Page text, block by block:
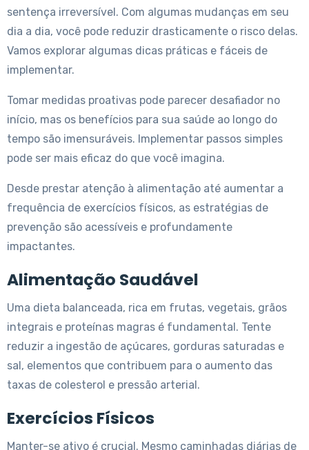
sentença irreversível. Com algumas mudanças em seu
dia a dia, você pode reduzir drasticamente o risco delas.
Vamos explorar algumas dicas práticas e fáceis de
implementar.
Tomar medidas proativas pode parecer desafiador no
início, mas os benefícios para sua saúde ao longo do
tempo são imensuráveis. Implementar passos simples
pode ser mais eficaz do que você imagina.
Desde prestar atenção à alimentação até aumentar a
frequência de exercícios físicos, as estratégias de
prevenção são acessíveis e profundamente
impactantes.
Alimentação Saudável
Uma dieta balanceada, rica em frutas, vegetais, grãos
integrais e proteínas magras é fundamental. Tente
reduzir a ingestão de açúcares, gorduras saturadas e
sal, elementos que contribuem para o aumento das
taxas de colesterol e pressão arterial.
Exercícios Físicos
Manter-se ativo é crucial. Mesmo caminhadas diárias de